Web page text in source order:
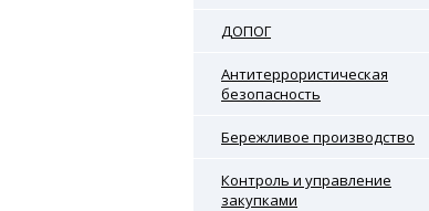
ДОПОГ
Антитеррористическая
безопасность
Бережливое производство
Контроль и управление
закупками